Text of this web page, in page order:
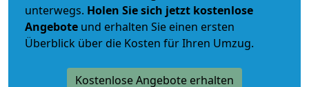
unterwegs. Holen Sie sich jetzt kostenlose
Angebote und erhalten Sie einen ersten
Überblick über die Kosten für Ihren Umzug.
Kostenlose Angebote erhalten